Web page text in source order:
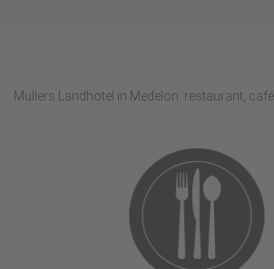
Müllers Landhotel in Medelon: restaurant,